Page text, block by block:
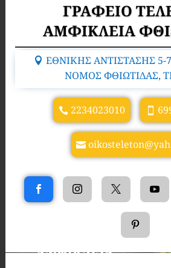
ΓΡΑΦΕΙΟ
ΑΜΦΙΚΛΕΙΑ
ΕΘΝΙΚΗΣ ΑΝΤΙΣΤΑΣΗΣ 5-
ΝΟΜΟΣ ΦΘΙΩΤΙΔΑΣ,
2234023010